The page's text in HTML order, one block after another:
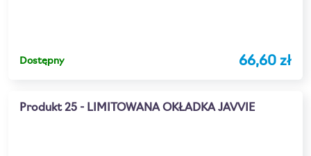
Dostępny 66,60 zł
Produkt 25 - LIMITOWANA OKŁADKA JAVVIE